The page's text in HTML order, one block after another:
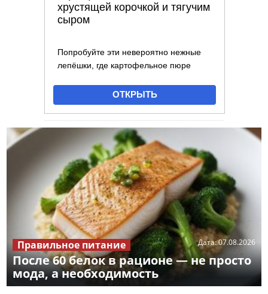
После 60 белок в рационе — не просто
мода, а необходимость
Дата:07.08.2026
Правильное питание